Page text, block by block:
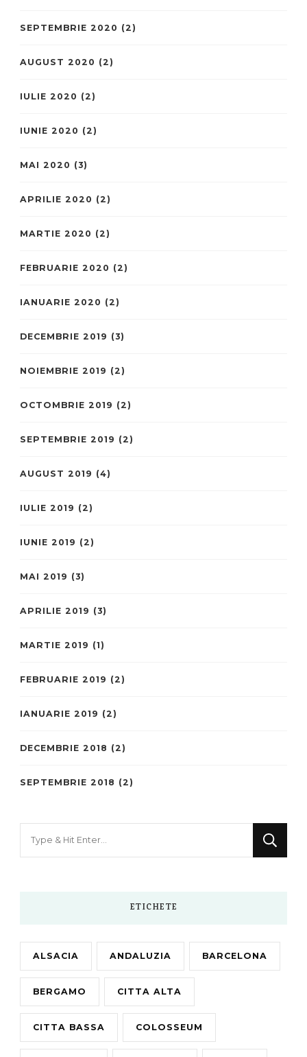
SEPTEMBRIE 2020 (2)
AUGUST 2020 (2)
IULIE 2020 (2)
IUNIE 2020 (2)
MAI 2020 (3)
APRILIE 2020 (2)
MARTIE 2020 (2)
FEBRUARIE 2020 (2)
IANUARIE 2020 (2)
DECEMBRIE 2019 (3)
NOIEMBRIE 2019 (2)
OCTOMBRIE 2019 (2)
SEPTEMBRIE 2019 (2)
AUGUST 2019 (4)
IULIE 2019 (2)
IUNIE 2019 (2)
MAI 2019 (3)
APRILIE 2019 (3)
MARTIE 2019 (1)
FEBRUARIE 2019 (2)
IANUARIE 2019 (2)
DECEMBRIE 2018 (2)
SEPTEMBRIE 2018 (2)
ETICHETE
ALSACIA ANDALUZIA BARCELONA
BERGAMO CITTA ALTA
CITTA BASSA COLOSSEUM